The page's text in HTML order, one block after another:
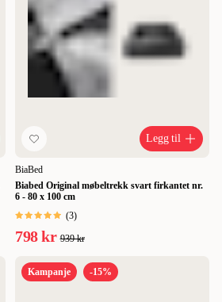
Legg til
BiaBed
Biabed Original møbeltrekk svart firkantet nr.
6 - 80 x 100 cm
(3)
798 kr 939 kr
Kampanje -15%